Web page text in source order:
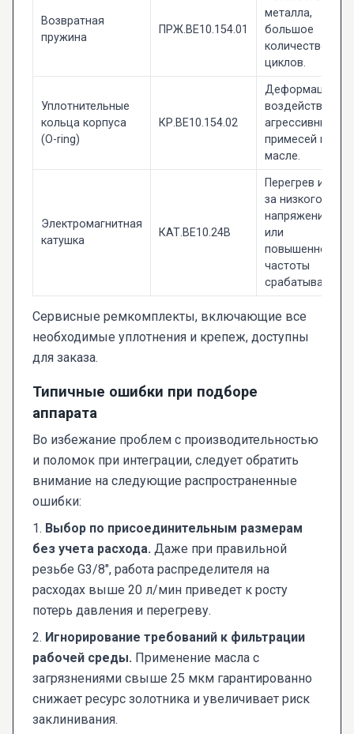
Возвратная
пружина
ПРЖ.ВЕ10.154.01
металла,
большое
количество
циклов.
Уплотнительные
кольца корпуса
(O-ring)
КР.ВЕ10.154.02
Деформация,
воздействие
агрессивных
примесей в
масле.
Электромагнитная
катушка
КАТ.ВЕ10.24В
Перегрев из-
за низкого
напряжения
или
повышенной
частоты
срабатываний.
Сервисные ремкомплекты, включающие все
необходимые уплотнения и крепеж, доступны
для заказа.
Типичные ошибки при подборе
аппарата
Во избежание проблем с производительностью
и поломок при интеграции, следует обратить
внимание на следующие распространенные
ошибки:
1. Выбор по присоединительным размерам
без учета расхода. Даже при правильной
резьбе G3/8", работа распределителя на
расходах выше 20 л/мин приведет к росту
потерь давления и перегреву.
2. Игнорирование требований к фильтрации
рабочей среды. Применение масла с
загрязнениями свыше 25 мкм гарантированно
снижает ресурс золотника и увеличивает риск
заклинивания.